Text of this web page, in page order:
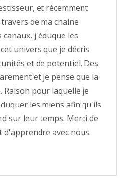
et récemment
de ma chaine
j'éduque les
univers que je décris
et de potentiel. Des
et je pense que la
Raison pour laquelle je
les miens afin qu'ils
sur leur temps. Merci de
avec nous.